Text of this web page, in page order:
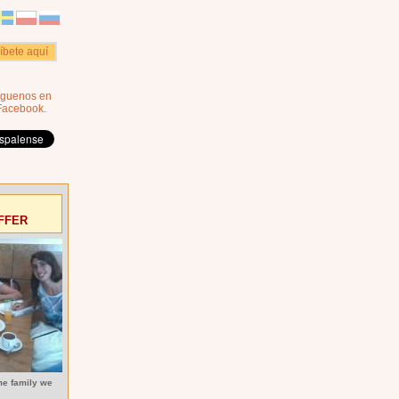
aquí
en
family we